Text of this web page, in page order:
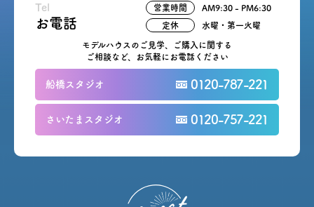
公式アカウント
Tel
お電話
モデルハウスのご見学、ご購入に関する
ご相談など、お気軽にお電話ください
船橋スタジオ 0120-787-221
さいたまスタジオ 0120-757-221
営業時間 AM9:30 - PM6:30
定休 水曜・第一火曜